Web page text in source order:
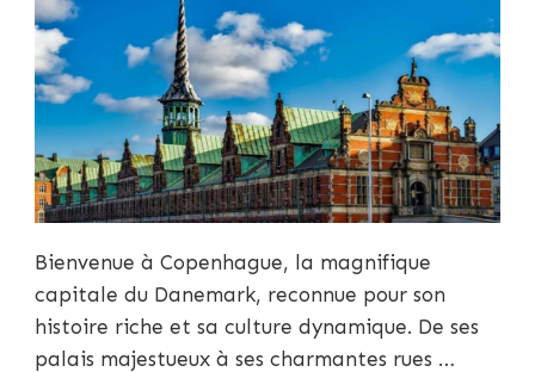
Bienvenue à Copenhague, la magnifique
capitale du Danemark, reconnue pour son
histoire riche et sa culture dynamique. De ses
palais majestueux à ses charmantes rues …